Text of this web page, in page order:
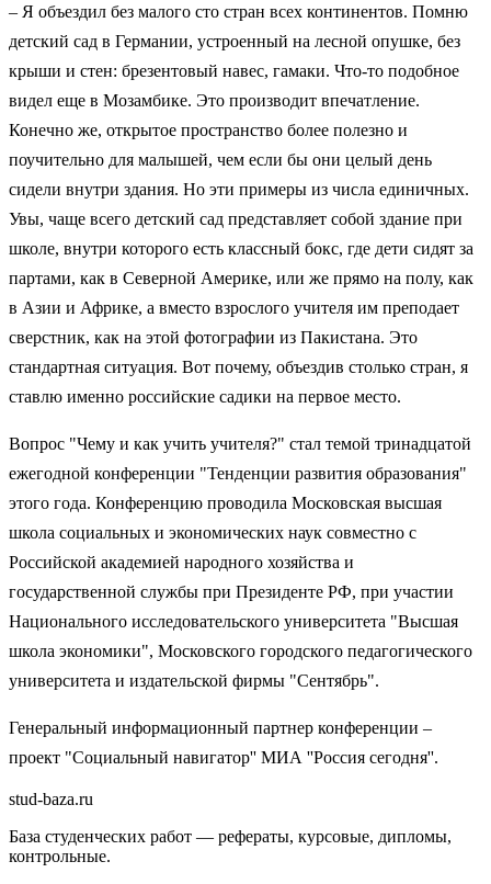
– Я объездил без малого сто стран всех континентов. Помню
детский сад в Германии, устроенный на лесной опушке, без
крыши и стен: брезентовый навес, гамаки. Что-то подобное
видел еще в Мозамбике. Это производит впечатление.
Конечно же, открытое пространство более полезно и
поучительно для малышей, чем если бы они целый день
сидели внутри здания. Но эти примеры из числа единичных.
Увы, чаще всего детский сад представляет собой здание при
школе, внутри которого есть классный бокс, где дети сидят за
партами, как в Северной Америке, или же прямо на полу, как
в Азии и Африке, а вместо взрослого учителя им преподает
сверстник, как на этой фотографии из Пакистана. Это
стандартная ситуация. Вот почему, объездив столько стран, я
ставлю именно российские садики на первое место.
Вопрос "Чему и как учить учителя?" стал темой тринадцатой
ежегодной конференции "Тенденции развития образования"
этого года. Конференцию проводила Московская высшая
школа социальных и экономических наук совместно с
Российской академией народного хозяйства и
государственной службы при Президенте РФ, при участии
Национального исследовательского университета "Высшая
школа экономики", Московского городского педагогического
университета и издательской фирмы "Сентябрь".
Генеральный информационный партнер конференции –
проект "Социальный навигатор'' МИА ''Россия сегодня''.
stud-baza.ru
База студенческих работ — рефераты, курсовые, дипломы,
контрольные.